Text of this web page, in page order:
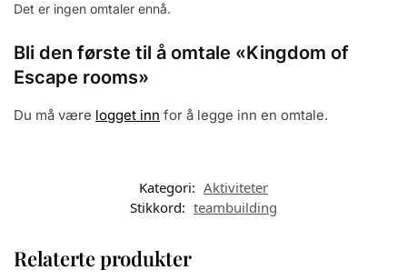
Det er ingen omtaler ennå.
Bli den første til å omtale «Kingdom of
Escape rooms»
Du må være logget inn for å legge inn en omtale.
Kategori: Aktiviteter
Stikkord: teambuilding
Relaterte produkter